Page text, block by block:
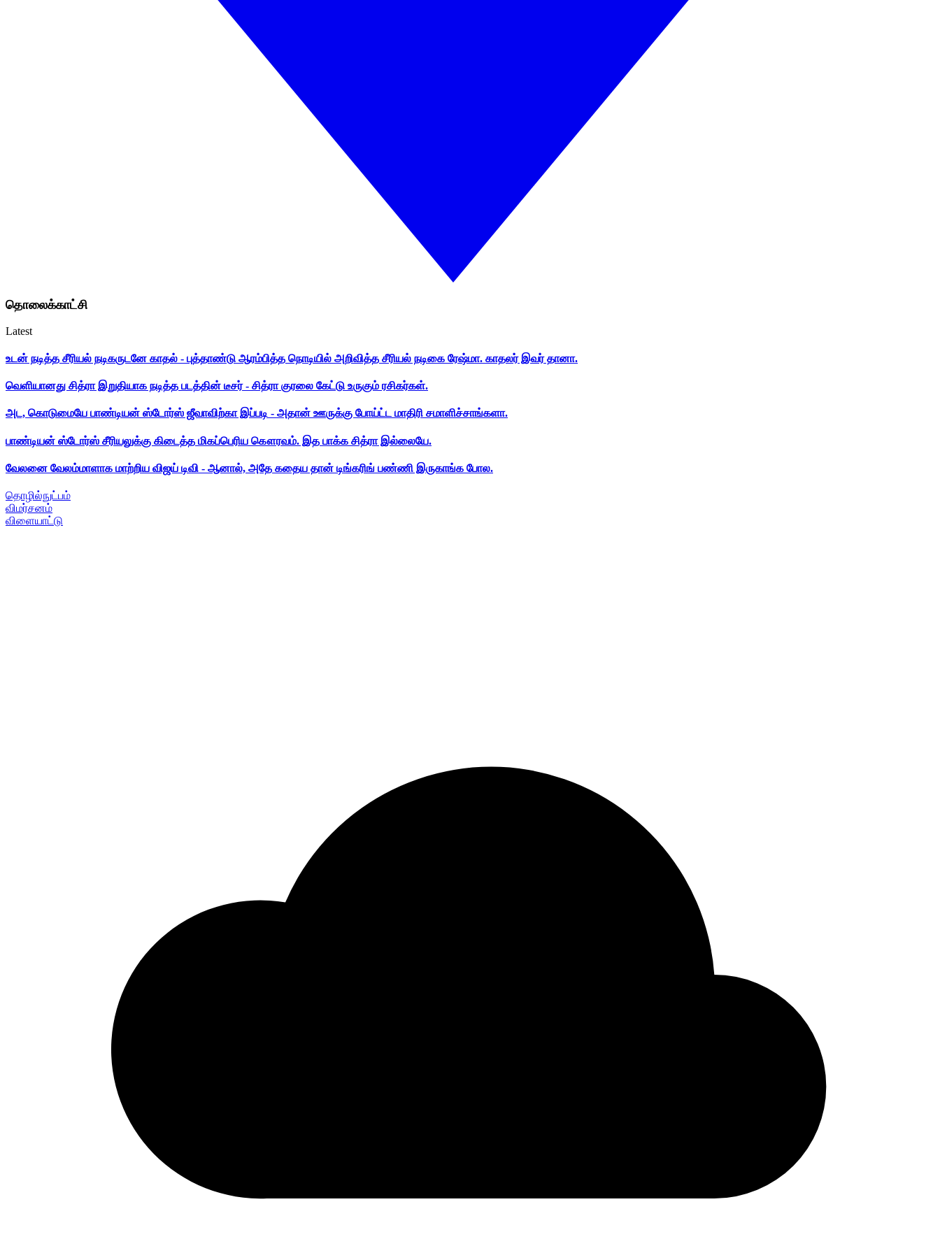
தொலைக்காட்சி
Latest
உடன் நடித்த சீரியல் நடிகருடனே காதல் - புத்தாண்டு ஆரம்பித்த நொடியில் அறிவித்த சீரியல் நடிகை ரேஷ்மா. காதலர் இவர் தானா.
வெளியானது சித்ரா இறுதியாக நடித்த படத்தின் டீசர் - சித்ரா குரலை கேட்டு உருகும் ரசிகர்கள்.
அட, கொடுமையே பாண்டியன் ஸ்டோர்ஸ் ஜீவாவிற்கா இப்படி - அதான் ஊருக்கு போய்ட்ட மாதிரி சமாளிச்சாங்களா.
பாண்டியன் ஸ்டோர்ஸ் சீரியலுக்கு கிடைத்த மிகப்பெரிய கௌரவம். இத பாக்க சித்ரா இல்லையே.
வேலனை வேலம்மாளாக மாற்றிய விஜய் டிவி - ஆனால், அதே கதைய தான் டிங்கரிங் பண்ணி இருகாங்க போல.
தொழில்நுட்பம்
விமர்சனம்
விளையாட்டு